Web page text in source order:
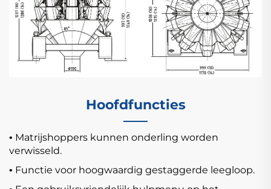
Hoofdfuncties
• Matrijshoppers kunnen onderling worden
verwisseld.
• Functie voor hoogwaardig gestaggerde leegloop.